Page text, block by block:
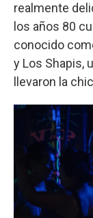
realmente
los años 80
conocido
y Los Shapis,
llevaron la